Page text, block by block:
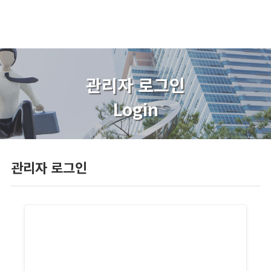
관리자 로그인
Login
관리자 로그인